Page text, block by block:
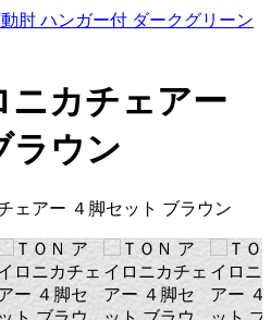
肘 ハンガー付 ダークグリーン
ニカチェアー
ラウン